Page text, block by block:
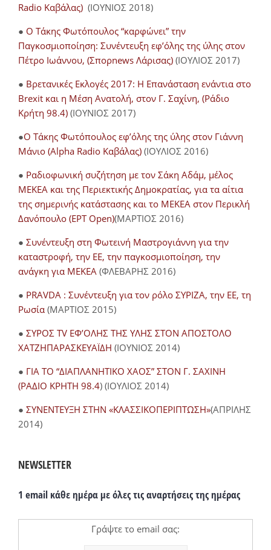
Radio Καβάλας) (ΙΟΥΝΙΟΣ 2018)
● Ο Τάκης Φωτόπουλος “καρφώνει” την
Παγκοσμιοποίηση: Συνέντευξη εφ’όλης της ύλης στον
Πέτρο Ιωάννου, (Σπορnews Λάρισας) (ΙΟΥΛΙΟΣ 2017)
● Βρετανικές Εκλογές 2017: Η Επανάσταση ενάντια στο
Brexit και η Μέση Ανατολή, στον Γ. Σαχίνη, (Ράδιο
Κρήτη 98.4) (ΙΟΥΝΙΟΣ 2017)
●O Τάκης Φωτόπουλος εφ’όλης της ύλης στον Γιάννη
Μάνιο (Alpha Radio Καβάλας) (ΙΟΥΛΙΟΣ 2016)
● Ραδιοφωνική συζήτηση με τον Σάκη Αδάμ, μέλος
ΜΕΚΕΑ και της Περιεκτικής Δημοκρατίας, για τα αίτια
της σημερινής κατάστασης και το ΜΕΚΕΑ στον Περικλή
Δανόπουλο (ΕΡΤ Open)(ΜΑΡΤΙΟΣ 2016)
● Συνέντευξη στη Φωτεινή Μαστρογιάννη για την
καταστροφή, την ΕΕ, την παγκοσμιοποίηση, την
ανάγκη για ΜΕΚΕΑ (ΦΛΕΒΑΡΗΣ 2016)
● PRAVDA : Συνέντευξη για τον ρόλο ΣΥΡΙΖΑ, την ΕΕ, τη
Ρωσία (ΜΑΡΤΙΟΣ 2015)
● ΣΥΡΟΣ TV ΕΦ’ΟΛΗΣ ΤΗΣ ΥΛΗΣ ΣΤΟΝ ΑΠΟΣΤΟΛΟ
ΧΑΤΖΗΠΑΡΑΣΚΕΥΑΪΔΗ (ΙΟΥΝΙΟΣ 2014)
● ΓΙΑ ΤΟ “ΔΙΑΠΛΑΝΗΤΙΚΟ ΧΑΟΣ” ΣΤΟΝ Γ. ΣΑΧΙΝΗ
(ΡΑΔΙΟ ΚΡΗΤΗ 98.4) (ΙΟΥΛΙΟΣ 2014)
● ΣΥΝΕΝΤΕΥΞΗ ΣΤΗΝ «ΚΛΑΣΣΙΚΟΠΕΡΙΠΤΩΣΗ»(ΑΠΡΙΛΗΣ
2014)
NEWSLETTER
1 email κάθε ημέρα με όλες τις αναρτήσεις της ημέρας
Γράψτε το email σας: